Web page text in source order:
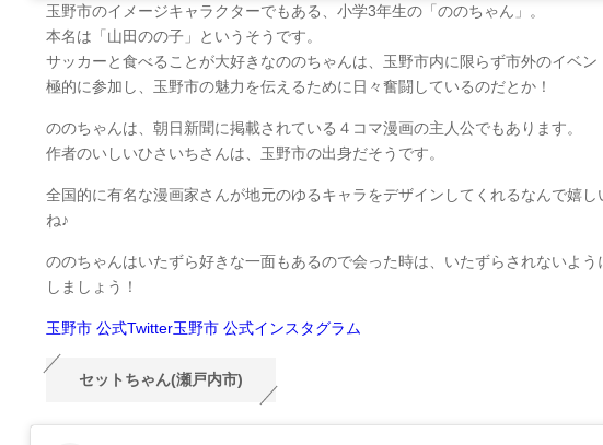
玉野市のイメージキャラクターでもある、小学3年生の「ののちゃん」。
本名は「山田のの子」というそうです。
サッカーと食べることが大好きなののちゃんは、玉野市内に限らず市外のイベン
極的に参加し、玉野市の魅力を伝えるために日々奮闘しているのだとか！
ののちゃんは、朝日新聞に掲載されている４コマ漫画の主人公でもあります。
作者のいしいひさいちさんは、玉野市の出身だそうです。
全国的に有名な漫画家さんが地元のゆるキャラをデザインしてくれるなんで嬉し
ね♪
ののちゃんはいたずら好きな一面もあるので会った時は、いたずらされないよう
しましょう！
玉野市 公式Twitter玉野市 公式インスタグラム
セットちゃん(瀬戸内市)